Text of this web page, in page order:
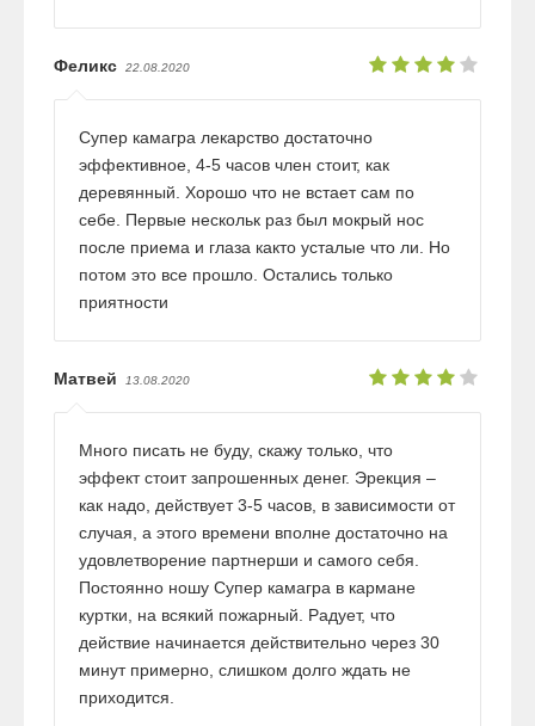
Феликс 22.08.2020
Супер камагра лекарство достаточно
эффективное, 4-5 часов член стоит, как
деревянный. Хорошо что не встает сам по
себе. Первые нескольк раз был мокрый нос
после приема и глаза както усталые что ли. Но
потом это все прошло. Остались только
приятности
Матвей 13.08.2020
Много писать не буду, скажу только, что
эффект стоит запрошенных денег. Эрекция –
как надо, действует 3-5 часов, в зависимости от
случая, а этого времени вполне достаточно на
удовлетворение партнерши и самого себя.
Постоянно ношу Супер камагра в кармане
куртки, на всякий пожарный. Радует, что
действие начинается действительно через 30
минут примерно, слишком долго ждать не
приходится.